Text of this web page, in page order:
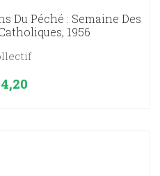
Du Péché : Semaine Des
1956
4,20